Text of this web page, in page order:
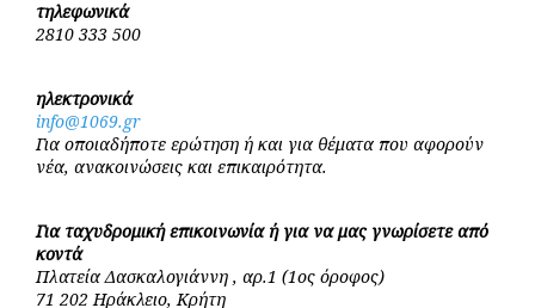
τηλεφωνικά
2810 333 500
ηλεκτρονικά
info@1069.gr
Για οποιαδήποτε ερώτηση ή και για θέματα που αφορούν
νέα, ανακοινώσεις και επικαιρότητα.
Για ταχυδρομική επικοινωνία ή για να μας γνωρίσετε από
κοντά
Πλατεία Δασκαλογιάννη , αρ.1 (1ος όροφος)
71 202 Ηράκλειο, Κρήτη